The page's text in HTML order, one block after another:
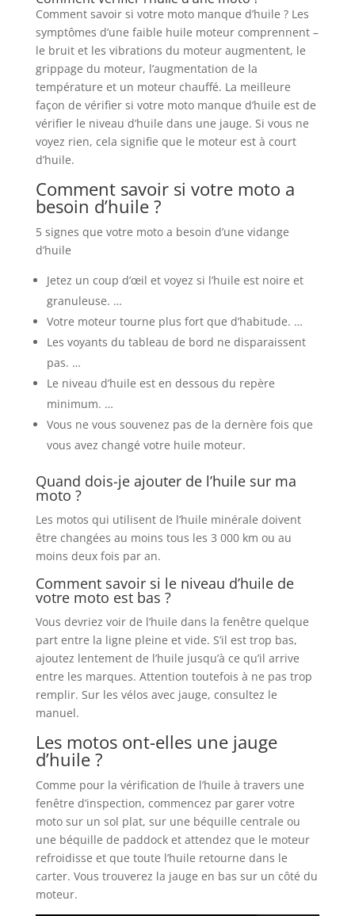
Comment savoir si votre moto manque d’huile ? Les
symptômes d’une faible huile moteur comprennent –
le bruit et les vibrations du moteur augmentent, le
grippage du moteur, l’augmentation de la
température et un moteur chauffé. La meilleure
façon de vérifier si votre moto manque d’huile est de
vérifier le niveau d’huile dans une jauge. Si vous ne
voyez rien, cela signifie que le moteur est à court
d’huile.
Comment savoir si votre moto a
besoin d’huile ?
5 signes que votre moto a besoin d’une vidange
d’huile
Jetez un coup d’œil et voyez si l’huile est noire et
granuleuse. …
Votre moteur tourne plus fort que d’habitude. …
Les voyants du tableau de bord ne disparaissent
pas. …
Le niveau d’huile est en dessous du repère
minimum. …
Vous ne vous souvenez pas de la dernère fois que
vous avez changé votre huile moteur.
Quand dois-je ajouter de l’huile sur ma
moto ?
Les motos qui utilisent de l’huile minérale doivent
être changées au moins tous les 3 000 km ou au
moins deux fois par an.
Comment savoir si le niveau d’huile de
votre moto est bas ?
Vous devriez voir de l’huile dans la fenêtre quelque
part entre la ligne pleine et vide. S’il est trop bas,
ajoutez lentement de l’huile jusqu’à ce qu’il arrive
entre les marques. Attention toutefois à ne pas trop
remplir. Sur les vélos avec jauge, consultez le
manuel.
Les motos ont-elles une jauge
d’huile ?
Comme pour la vérification de l’huile à travers une
fenêtre d’inspection, commencez par garer votre
moto sur un sol plat, sur une béquille centrale ou
une béquille de paddock et attendez que le moteur
refroidisse et que toute l’huile retourne dans le
carter. Vous trouverez la jauge en bas sur un côté du
moteur.